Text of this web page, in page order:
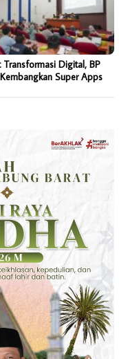
Transformasi Digital, BP
Super Apps